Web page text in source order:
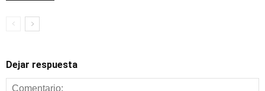
Dejar respuesta